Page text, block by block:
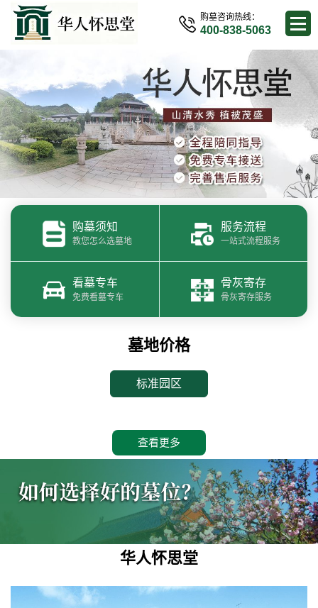
购墓咨询热线：
400-838-5063
购墓须知
教您怎么选墓地
服务流程
一站式流程服务
看墓专车
免费看墓专车
骨灰寄存
骨灰寄存服务
墓地价格
标准园区
查看更多
华人怀思堂